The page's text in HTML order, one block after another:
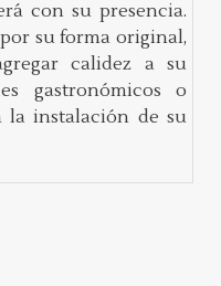
con su presencia.
su forma original,
calidez a su
gastronómicos o
la instalación de su